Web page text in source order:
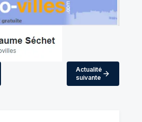
Actualité
suivante